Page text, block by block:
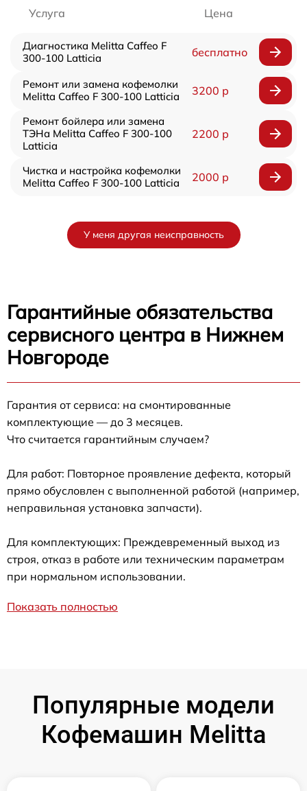
Услуга Цена
Диагностика Melitta Caffeo F
300-100 Latticia
бесплатно
Ремонт или замена кофемолки
Melitta Caffeo F 300-100 Latticia
3200 р
Ремонт бойлера или замена
ТЭНа Melitta Caffeo F 300-100
Latticia
2200 р
Чистка и настройка кофемолки
Melitta Caffeo F 300-100 Latticia
2000 р
У меня другая неисправность
Гарантийные обязательства
сервисного центра в Нижнем
Новгороде
Гарантия от сервиса: на смонтированные
комплектующие — до 3 месяцев.
Что считается гарантийным случаем?
Для работ: Повторное проявление дефекта, который
прямо обусловлен с выполненной работой (например,
неправильная установка запчасти).
Для комплектующих: Преждевременный выход из
строя, отказ в работе или техническим параметрам
при нормальном использовании.
Показать полностью
Популярные модели
Кофемашин Melitta